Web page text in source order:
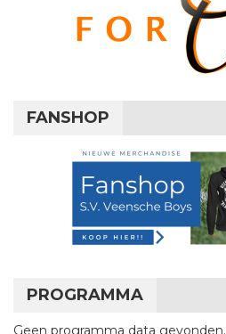
FANSHOP
PROGRAMMA
Geen programma data gevonden.